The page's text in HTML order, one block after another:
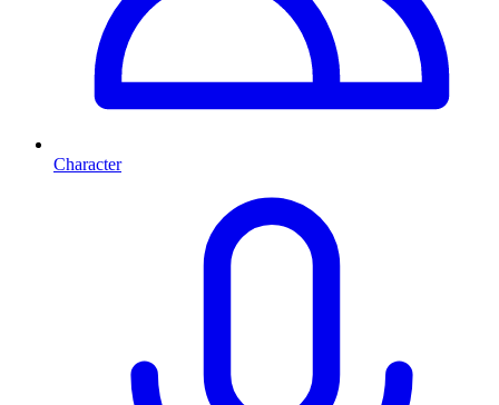
Character